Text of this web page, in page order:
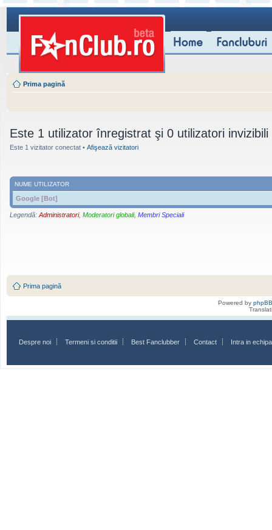
Prima pagină
Este 1 utilizator înregistrat şi 0 utilizatori invizibili
Este 1 vizitator conectat • Afişează vizitatori
NUME UTILIZATOR
Google [Bot]
Legendă: Administratori, Moderatori globali, Membri Speciali
Prima pagină
Powered by phpBB
Despre noi Termeni si conditii Best Fanclubber Contact Intra in